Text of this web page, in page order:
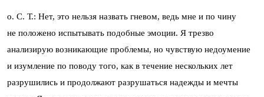
о. С. Т.: Нет, это нельзя назвать гневом, ведь мне и по чину
не положено испытывать подобные эмоции. Я трезво
анализирую возникающие проблемы, но чувствую недоумение
и изумление по поводу того, как в течение нескольких лет
разрушились и продолжают разрушаться надежды и мечты